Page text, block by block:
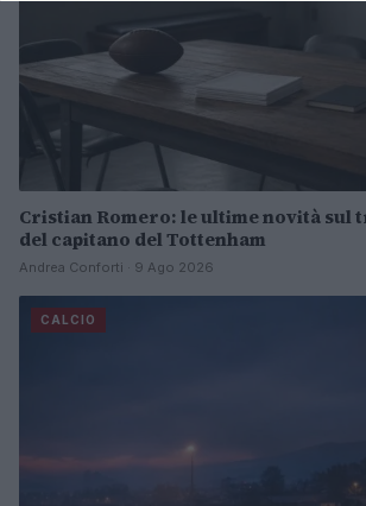
Cristian Romero: le ultime novità sul
del capitano del Tottenham
Andrea Conforti · 9 Ago 2026
CALCIO